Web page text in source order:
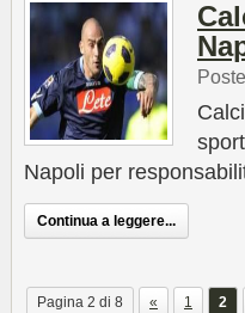
Napoli per
Continua a leggere...
Pagina 2 di 8 « 1 2